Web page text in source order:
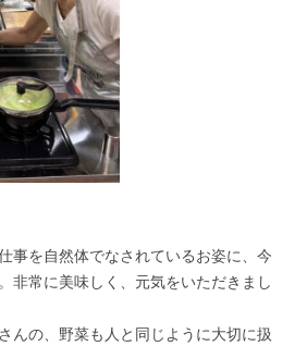
事を自然体でなされているお姿に、今
非常に美味しく、元気をいただきまし
んの、野菜も人と同じように大切に扱